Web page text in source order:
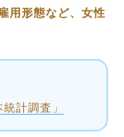
用形態など、女性
計調査」